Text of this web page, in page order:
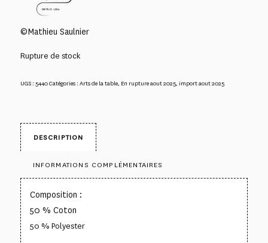
©Mathieu Saulnier
Rupture de stock
UGS : 5440Catégories :Arts de la table, En rupture aout 2025, import aout 2025
DESCRIPTION
INFORMATIONS COMPLÉMENTAIRES
Composition :
50 % Coton
50 % Polyester